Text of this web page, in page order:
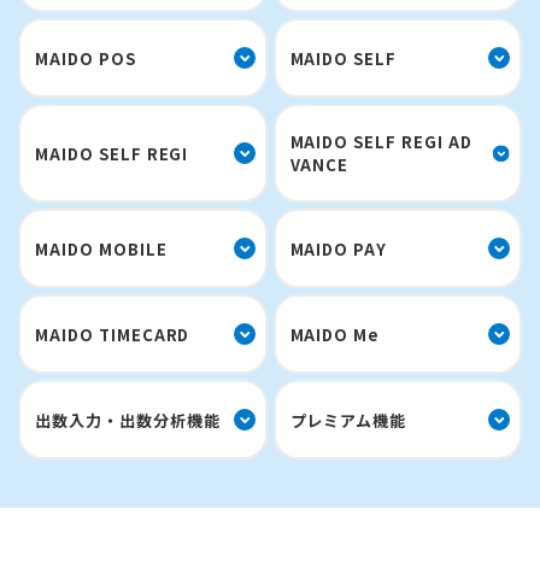
MAIDO POS MAIDO SELF
MAIDO SELF REGI
MAIDO SELF REGI AD
VANCE
MAIDO MOBILE MAIDO PAY
MAIDO TIMECARD MAIDO Me
出数入力・出数分析機能 プレミアム機能